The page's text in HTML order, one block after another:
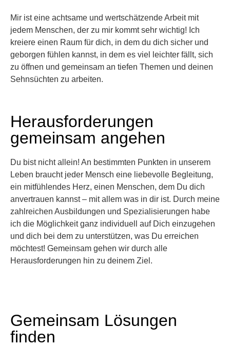
Mir ist eine achtsame und wertschätzende Arbeit mit
jedem Menschen, der zu mir kommt sehr wichtig! Ich
kreiere einen Raum für dich, in dem du dich sicher und
geborgen fühlen kannst, in dem es viel leichter fällt, sich
zu öffnen und gemeinsam an tiefen Themen und deinen
Sehnsüchten zu arbeiten.
Herausforderungen
gemeinsam angehen
Du bist nicht allein! An bestimmten Punkten in unserem
Leben braucht jeder Mensch eine liebevolle Begleitung,
ein mitfühlendes Herz, einen Menschen, dem Du dich
anvertrauen kannst – mit allem was in dir ist. Durch meine
zahlreichen Ausbildungen und Spezialisierungen habe
ich die Möglichkeit ganz individuell auf Dich einzugehen
und dich bei dem zu unterstützen, was Du erreichen
möchtest! Gemeinsam gehen wir durch alle
Herausforderungen hin zu deinem Ziel.
Gemeinsam Lösungen
finden